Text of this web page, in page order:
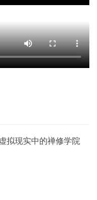
拟现实中的禅修学院